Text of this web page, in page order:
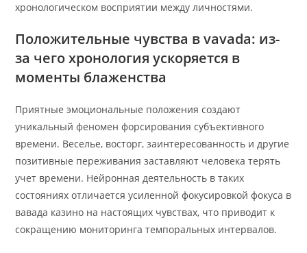
хронологическом восприятии между личностями.
Положительные чувства в vavada: из-
за чего хронология ускоряется в
моменты блаженства
Приятные эмоциональные положения создают
уникальный феномен форсирования субъективного
времени. Веселье, восторг, заинтересованность и другие
позитивные переживания заставляют человека терять
учет времени. Нейронная деятельность в таких
состояниях отличается усиленной фокусировкой фокуса в
вавада казино на настоящих чувствах, что приводит к
сокращению мониторинга темпоральных интервалов.